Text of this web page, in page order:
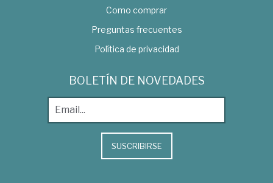
Como comprar
Preguntas frecuentes
Política de privacidad
BOLETÍN DE NOVEDADES
SUSCRIBIRSE